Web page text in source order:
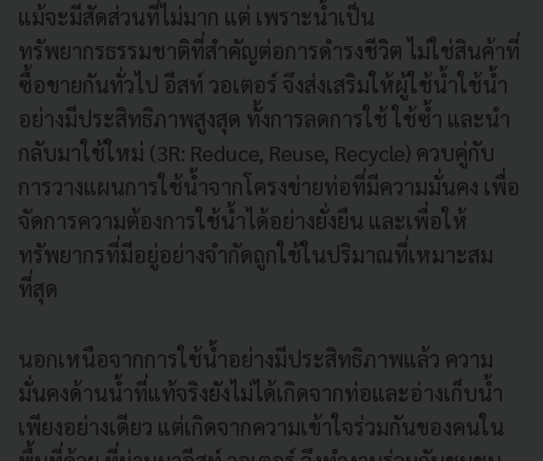
แม้จะมีสัดส่วนที่ไม่มาก แต่ เพราะน้ำเป็น
ทรัพยากรธรรมชาติที่สำคัญต่อการดำรงชีวิต ไม่ใช่สินค้าที่
ซื้อขายกันทั่วไป อีสท์ วอเตอร์ จึงส่งเสริมให้ผู้ใช้น้ำใช้น้ำ
อย่างมีประสิทธิภาพสูงสุด ทั้งการลดการใช้ ใช้ซ้ำ และนำ
กลับมาใช้ใหม่ (3R: Reduce, Reuse, Recycle) ควบคู่กับ
การวางแผนการใช้น้ำจากโครงข่ายท่อที่มีความมั่นคง เพื่อ
จัดการความต้องการใช้น้ำได้อย่างยั่งยืน และเพื่อให้
ทรัพยากรที่มีอยู่อย่างจำกัดถูกใช้ในปริมาณที่เหมาะสม
ที่สุด
นอกเหนือจากการใช้น้ำอย่างมีประสิทธิภาพแล้ว ความ
มั่นคงด้านน้ำที่แท้จริงยังไม่ได้เกิดจากท่อและอ่างเก็บน้ำ
เพียงอย่างเดียว แต่เกิดจากความเข้าใจร่วมกันของคนใน